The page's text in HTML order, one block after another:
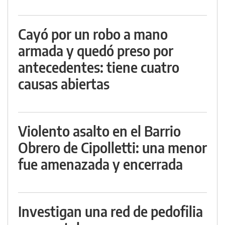
Cayó por un robo a mano
armada y quedó preso por
antecedentes: tiene cuatro
causas abiertas
Violento asalto en el Barrio
Obrero de Cipolletti: una menor
fue amenazada y encerrada
Investigan una red de pedofilia